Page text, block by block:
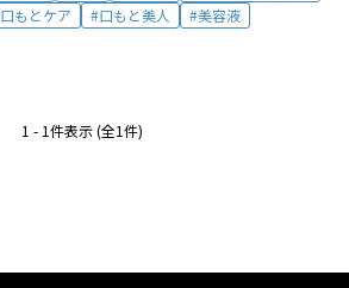
口もとケア
口もと美人 美容液
1 - 1件表示 (全1件)